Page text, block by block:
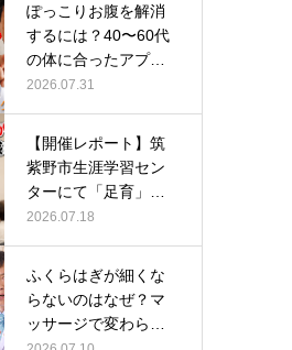
ぽっこりお腹を解消
するには？40〜60代
の体に合ったアプロ
ーチ
2026.07.31
【開催レポート】筑
紫野市生涯学習セン
ターにて「足育」講
演会に登壇し…
2026.07.18
ふくらはぎが細くな
らないのはなぜ？マ
ッサージで変わらな